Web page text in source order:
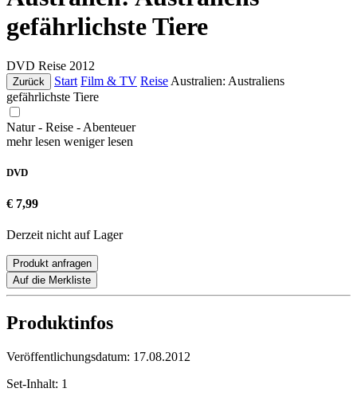
gefährlichste Tiere
DVD Reise 2012
Zurück Start Film & TV Reise Australien: Australiens
gefährlichste Tiere
Natur - Reise - Abenteuer
mehr lesen weniger lesen
DVD
€ 7,99
Derzeit nicht auf Lager
Produkt anfragen
Auf die Merkliste
Produktinfos
Veröffentlichungsdatum: 17.08.2012
Set-Inhalt: 1